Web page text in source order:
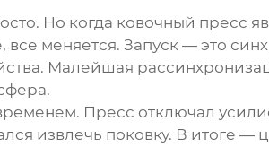
Но когда ковочный пресс
меняется. Запуск — это
Малейшая
Пресс отключал
извлечь поковку. В итоге —